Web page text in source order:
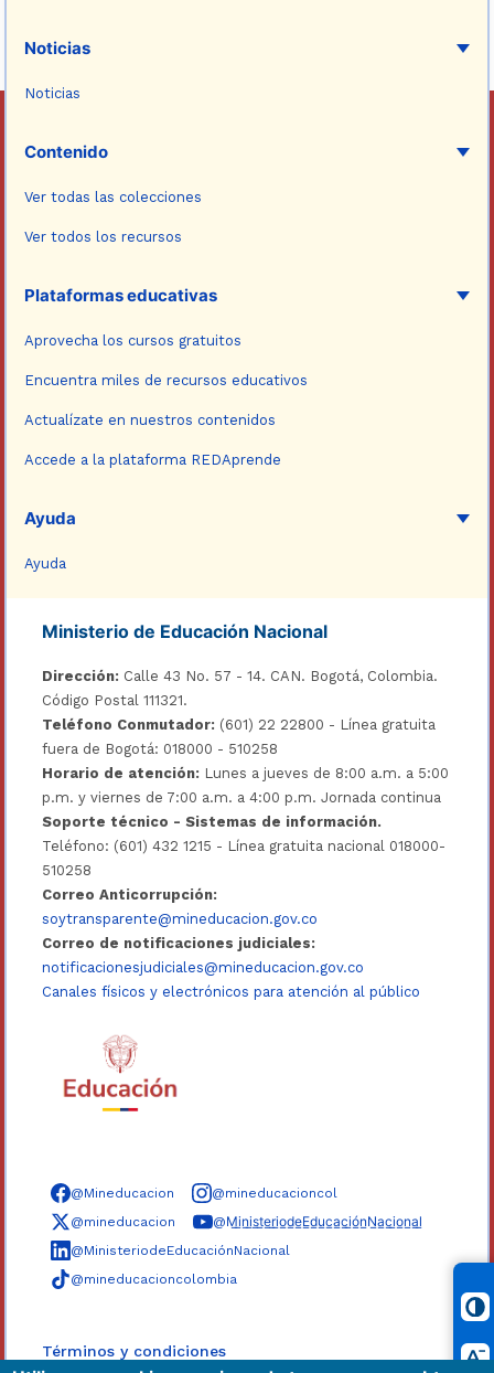
Noticias
Noticias
Contenido
Ver todas las colecciones
Ver todos los recursos
Plataformas educativas
Aprovecha los cursos gratuitos
Encuentra miles de recursos educativos
Actualízate en nuestros contenidos
Accede a la plataforma REDAprende
Ayuda
Ayuda
Ministerio de Educación Nacional
Dirección: Calle 43 No. 57 - 14. CAN. Bogotá, Colombia.
Código Postal 111321.
Teléfono Conmutador: (601) 22 22800 - Línea gratuita
fuera de Bogotá: 018000 - 510258
Horario de atención: Lunes a jueves de 8:00 a.m. a 5:00
p.m. y viernes de 7:00 a.m. a 4:00 p.m. Jornada continua
Soporte técnico - Sistemas de información.
Teléfono: (601) 432 1215 - Línea gratuita nacional 018000-
510258
Correo Anticorrupción:
soytransparente@mineducacion.gov.co
Correo de notificaciones judiciales:
notificacionesjudiciales@mineducacion.gov.co
Canales físicos y electrónicos para atención al público
Síguenos en redes sociales
@Mineducacion
@mineducacioncol
@mineducacion
@M̲i̲n̲i̲s̲t̲e̲r̲i̲o̲d̲e̲E̲d̲u̲c̲a̲c̲i̲ó̲n̲N̲a̲c̲i̲o̲n̲a̲l̲
@MinisteriodeEducaciónNacional
@mineducacioncolombia
Términos y condiciones